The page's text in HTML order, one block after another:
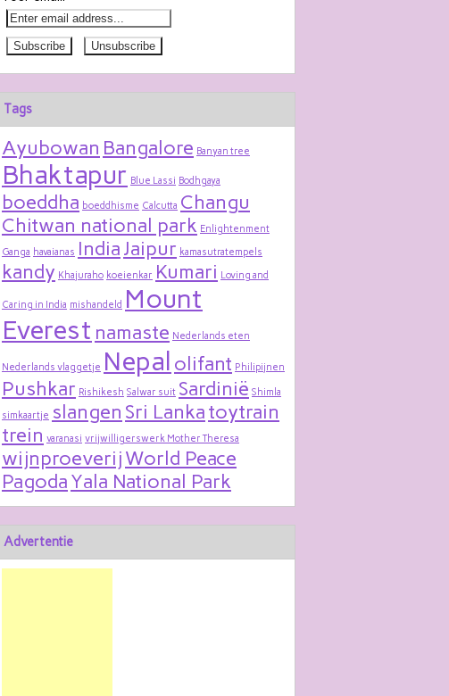
Tags
Ayubowan Bangalore Banyan tree
Bhaktapur Blue Lassi Bodhgaya
boeddha boeddhisme Calcutta Changu
Chitwan national park Enlightenment
Ganga havaianas IndiaJaipur kamasutratempels
kandy Khajuraho koeienkar Kumari Loving and
Caring in India mishandeld Mount
Everest namaste Nederlands eten
Nederlands vlaggetje Nepal olifant Philipijnen
Pushkar Rishikesh Salwar suit Sardinië Shimla
simkaartje slangen Sri Lankatoytrain
trein varanasi vrijwilligerswerk Mother Theresa
wijnproeverijWorld Peace
PagodaYala National Park
Advertentie